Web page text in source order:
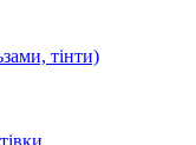
тінти)